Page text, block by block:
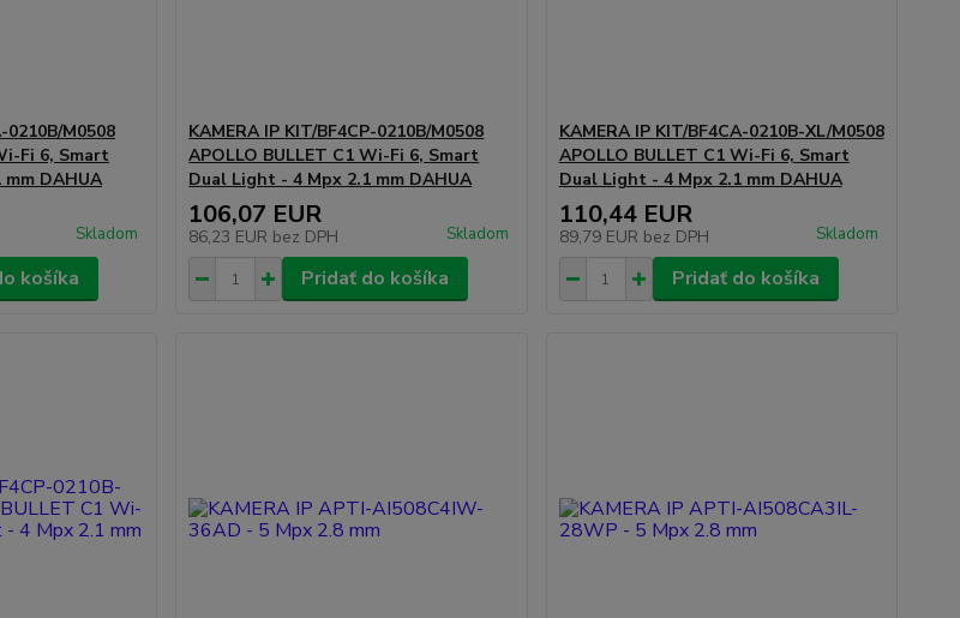
0210B/M0508
Fi 6, Smart
DAHUA
Skladom
košíka
KAMERA IP KIT/BF4CP-0210B/M0508
APOLLO BULLET C1 Wi-Fi 6, Smart
Dual Light - 4 Mpx 2.1 mm DAHUA
106,07 EUR
86,23 EUR bez DPH Skladom
Pridať do košíka
KAMERA IP KIT/BF4CA-0210B-XL/M0508
APOLLO BULLET C1 Wi-Fi 6, Smart
Dual Light - 4 Mpx 2.1 mm DAHUA
110,44 EUR
89,79 EUR bez DPH Skladom
Pridať do košíka